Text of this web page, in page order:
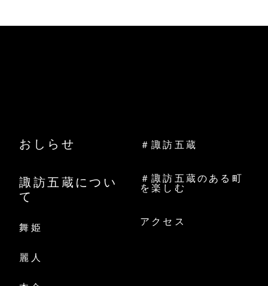
おしらせ
諏訪五蔵につい
て
舞姫
麗人
＃諏訪五蔵
＃諏訪五蔵のある町
を楽しむ
アクセス